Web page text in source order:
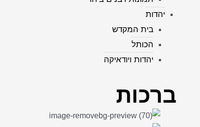
יהדות
בית המקדש
הכותל
יהדות ויודאיקה
ברכות